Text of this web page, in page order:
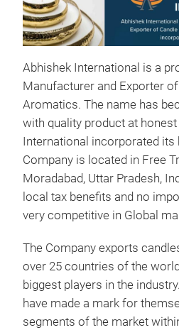
Abhishek International is a
Manufacturer and Exporter
Aromatics. The name has
with quality product at
International incorporated its
Company is located in Free
Moradabad, Uttar Pradesh,
local tax benefits and no
very competitive in Global
The Company exports
over 25 countries of the
biggest players in the
have made a mark for
segments of the market